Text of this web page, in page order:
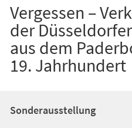
Vergessen –
der
aus dem
19. Jahrhundert
Sonderausstellung